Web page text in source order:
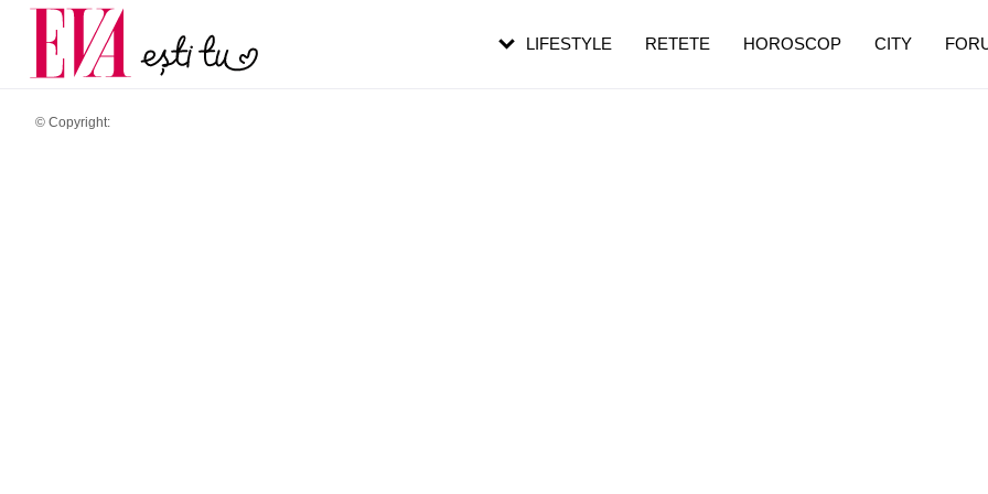
© Copyright:
LIFESTYLE RETETE HOROSCOP CITY
Carieră
Actualitate
pe măsură ce înaintezi în vârstă